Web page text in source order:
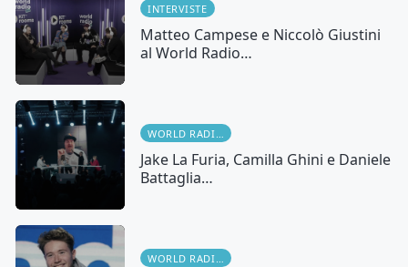
INTERVISTE
Matteo Campese e Niccolò Giustini
al World Radio…
WORLD RADIO DAY
Jake La Furia, Camilla Ghini e Daniele
Battaglia…
WORLD RADIO DAY